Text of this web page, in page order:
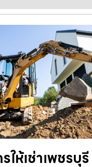
ให้เช่าเพชรบุ